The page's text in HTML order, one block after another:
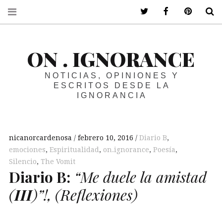
ON . IGNORANCE
NOTICIAS, OPINIONES Y
ESCRITOS DESDE LA
IGNORANCIA
nicanorcardenosa febrero 10, 2016 Diario B,
emociones, Espiritualidad, on.ignorance, Poesía,
Silencio, The Vomit
Diario B: “Me duele la amistad
(III)”!, (Reflexiones)
ir a mi twitterir a mi facebook
ir a mi